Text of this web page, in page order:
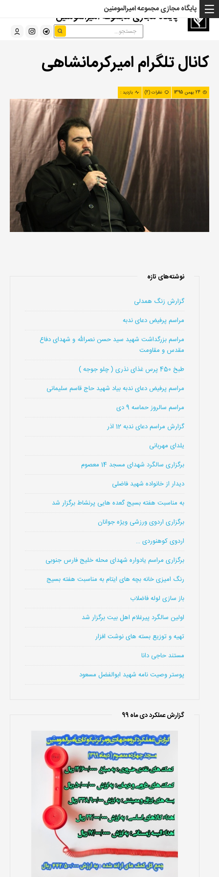
پایگاه مجازی مجموعه امیرالمومنین
پایگاه مجازی مجموعه امیرالمومنین
کانال تلگرام امیرکرمانشاهی
24 بهمن 1395 نظرات (2) بازدید :
نوشته‌های تازه
گزارش زنگ همدلی
مراسم پرفیض دعای ندبه
مراسم بزرگداشت شهید سید حسن نصرالله و شهدای دفاع
مقدس و مقاومت
طبخ 450 پرس غذای نذری ( چلو جوجه )
مراسم پرفیض دعای ندبه بیاد شهید حاج قاسم سلیمانی
مراسم سالروز حماسه 9 دی
گزارش مراسم دعای ندبه 12 اذر
یلدای مهربانی
برگزاری سالگرد شهدای مسجد 14 معصوم
دیدار از خانواده شهید فاضلی
به مناسبت هفته بسیج گعده هایی پرنشاط برگزار شد
برگزاری اردوی ورزشی ویژه جوانان
اردوی کوهنوردی …
برگزاری مراسم یادواره شهدای محله خلیج فارس جنوبی
رنگ امیزی خانه بچه های ایتام به مناسبت هفته بسیج
باز سازی لوله فاضلاب
اولین سالگرد پیرغلام اهل بیت برگزار شد
تهیه و توزیع بسته های نوشت افزار
مستند حاجی دانا
پوستر وصیت نامه شهید ابوالفضل مسعود
گزارش عملکرد دی ماه 99